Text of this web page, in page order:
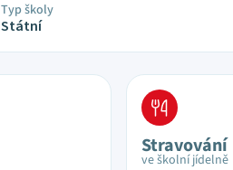
Typ školy
Státní
Stravování
ve školní jídelně